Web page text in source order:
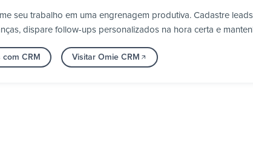
seu trabalho em uma engrenagem produtiva. Cadastre
dispare follow-ups personalizados na hora certa e
CRM Visitar Omie CRM